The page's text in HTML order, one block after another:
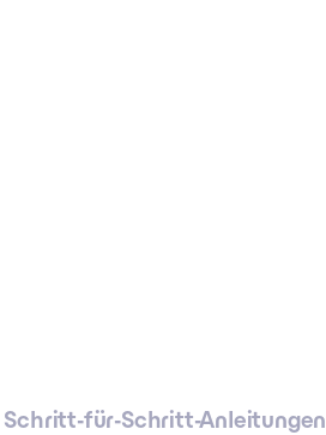
für-Schritt-Anleitungen